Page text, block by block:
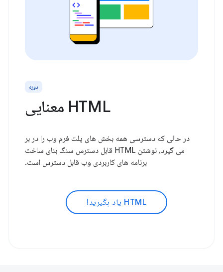
دوره
HTML معنایی
در حالی که دسترسی همه بخش های پلت فرم وب را در بر
می گیرد، نوشتن HTML قابل دسترس سنگ بنای ساخت
برنامه های کاربردی وب قابل دسترس است.
HTML یاد بگیرید!